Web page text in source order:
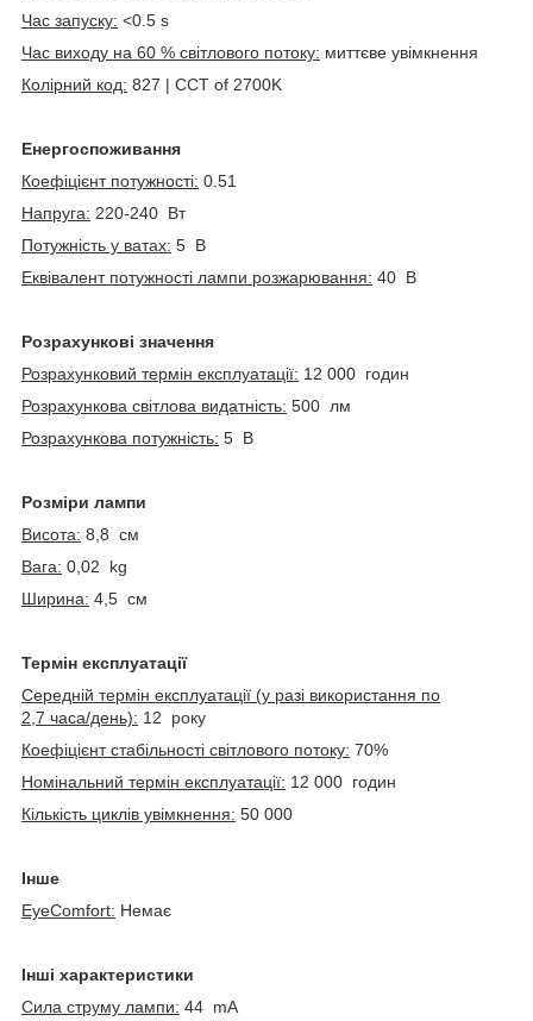
Час запуску: <0.5 s
Час виходу на 60 % світлового потоку: миттєве увімкнення
Колірний код: 827 | CCT of 2700K
Енергоспоживання
Коефіцієнт потужності: 0.51
Напруга: 220-240 Вт
Потужність у ватах: 5 В
Еквівалент потужності лампи розжарювання: 40 В
Розрахункові значення
Розрахунковий термін експлуатації: 12 000 годин
Розрахункова світлова видатність: 500 лм
Розрахункова потужність: 5 В
Розміри лампи
Висота: 8,8 см
Вага: 0,02 kg
Ширина: 4,5 см
Термін експлуатації
Середній термін експлуатації (у разі використання по
2,7 часа/день): 12 року
Коефіцієнт стабільності світлового потоку: 70%
Номінальний термін експлуатації: 12 000 годин
Кількість циклів увімкнення: 50 000
Інше
EyeComfort: Немає
Інші характеристики
Сила струму лампи: 44 mA